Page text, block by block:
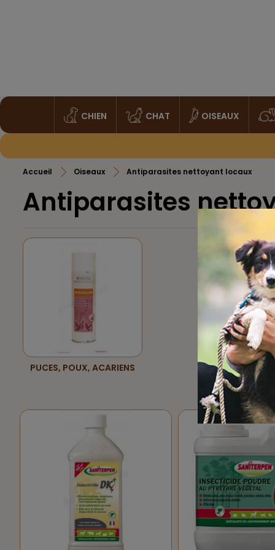
CHIEN CHAT OISEAUX
Accueil Oiseaux Antiparasites nettoyant locaux
Antiparasites
PUCES, POUX, ACARIENS